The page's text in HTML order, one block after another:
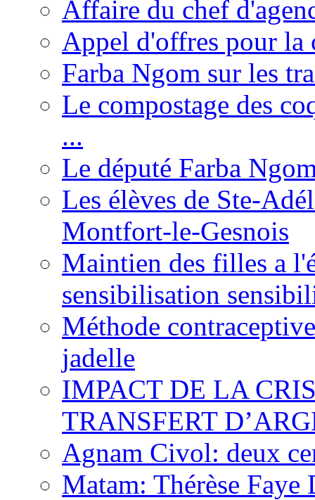
Affaire du chef
Appel d'offres pour la
Farba Ngom sur les
Le compostage des
...
Le député Farba
Les élèves de Ste-
Montfort-le-Gesnois
Maintien des filles a
sensibilisation
Méthode
jadelle
IMPACT DE LA
TRANSFERT
Agnam Civol: deux
Matam: Thérèse